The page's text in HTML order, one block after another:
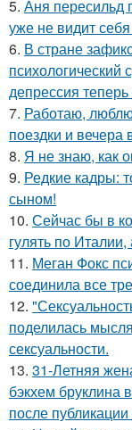
5. Аня пересильд
уже не видит
6. В стране
психологический
депрессия
7. Работаю,
поездки и
8. Я не знаю, как
9. Редкие кадры:
сыном!
10. Сейчас бы в
гулять по
11. Меган Фокс
соединила все
12.
поделилась
сексуальности.
13. 31-Летняя
бэкхем бруклина
после